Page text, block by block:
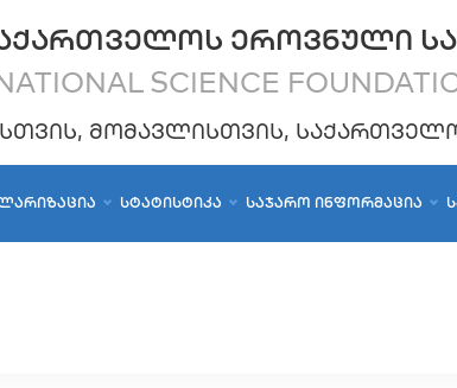
ᲔᲠᲝᲕᲜᲣᲚᲘ
SCIENCE
ᲛᲝᲛᲐᲕᲚᲘᲡᲗᲕᲘᲡ,
ᲡᲢᲐᲢᲘᲡᲢᲘᲙᲐ ᲡᲐᲯᲐᲠᲝ ᲘᲜᲤᲝᲠᲛᲐᲪᲘᲐ